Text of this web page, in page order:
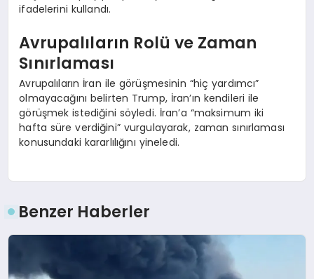
ifadelerini kullandı.
Avrupalıların Rolü ve Zaman
Sınırlaması
Avrupalıların İran ile görüşmesinin “hiç yardımcı”
olmayacağını belirten Trump, İran’ın kendileri ile
görüşmek istediğini söyledi. İran’a “maksimum iki
hafta süre verdiğini” vurgulayarak, zaman sınırlaması
konusundaki kararlılığını yineledi.
Benzer Haberler